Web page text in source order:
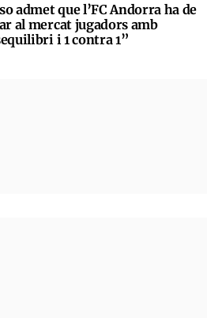
admet que l’FC Andorra ha de
al mercat jugadors amb
i 1 contra 1”